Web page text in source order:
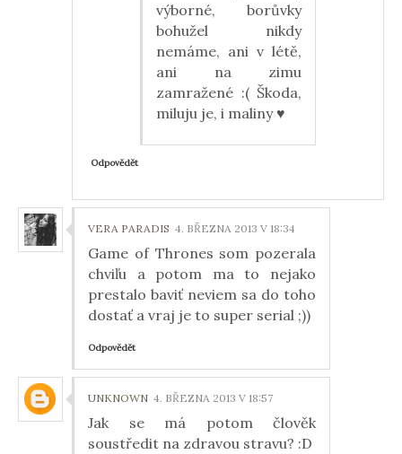
výborné, borůvky
bohužel nikdy
nemáme, ani v létě,
ani na zimu
zamražené :( Škoda,
miluju je, i maliny ♥
Odpovědět
VERA PARADIS 4. BŘEZNA 2013 V 18:34
Game of Thrones som pozerala
chviľu a potom ma to nejako
prestalo baviť neviem sa do toho
dostať a vraj je to super serial ;))
Odpovědět
UNKNOWN 4. BŘEZNA 2013 V 18:57
Jak se má potom člověk
soustředit na zdravou stravu? :D